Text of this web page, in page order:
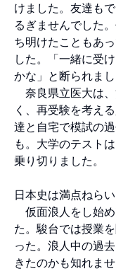
けました。友達も
るぎませんでした
ち明けたこともあ
した。「一緒に受
かな」と断られまし
奈良県立医大は
く、再受験を考え
達と自宅で模試の
も。大学のテスト
乗り切りました。
日本史は満点ねらい
仮面浪人をし始
た。駿台では授業
った。浪人中の過
きたのかも知れま